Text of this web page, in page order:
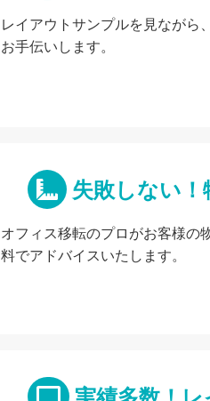
レイアウトサンプルを見ながら
お手伝いします。
失敗しない！
オフィス移転のプロがお客様の
料でアドバイスいたします。